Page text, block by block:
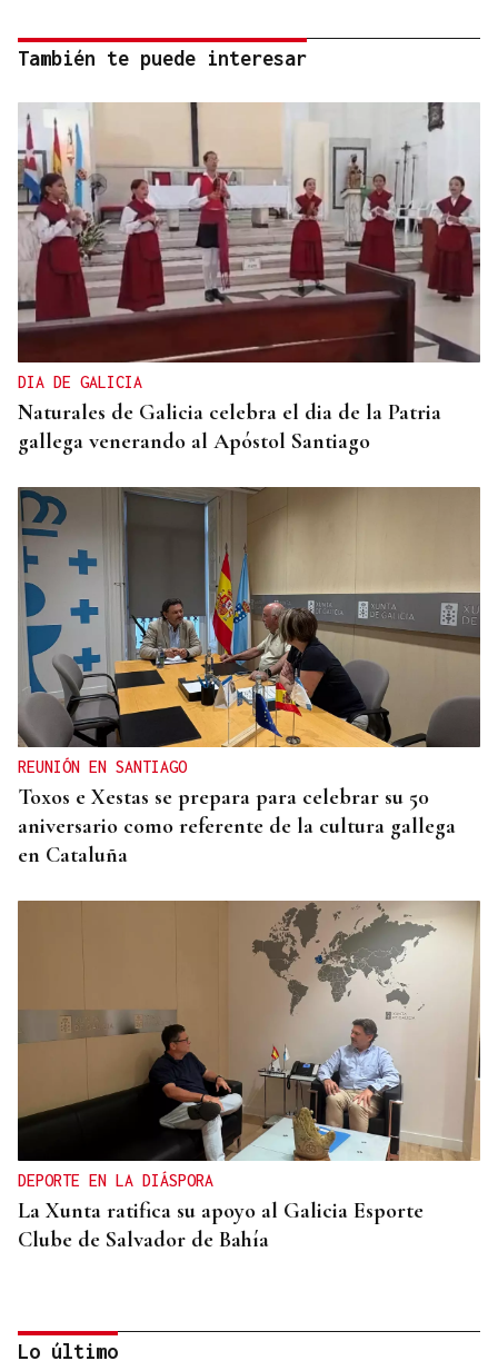
También te puede interesar
DIA DE GALICIA
Naturales de Galicia celebra el dia de la Patria
gallega venerando al Apóstol Santiago
REUNIÓN EN SANTIAGO
Toxos e Xestas se prepara para celebrar su 50
aniversario como referente de la cultura gallega
en Cataluña
DEPORTE EN LA DIÁSPORA
La Xunta ratifica su apoyo al Galicia Esporte
Clube de Salvador de Bahía
Lo último